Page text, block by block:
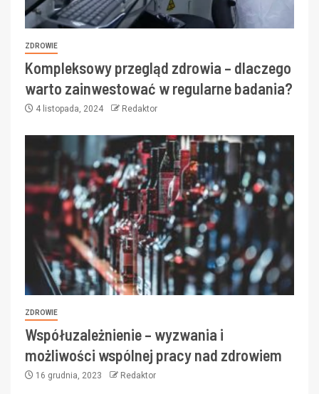
ZDROWIE
Kompleksowy przegląd zdrowia – dlaczego
warto zainwestować w regularne badania?
4 listopada, 2024 Redaktor
ZDROWIE
Współuzależnienie – wyzwania i
możliwości wspólnej pracy nad zdrowiem
16 grudnia, 2023 Redaktor